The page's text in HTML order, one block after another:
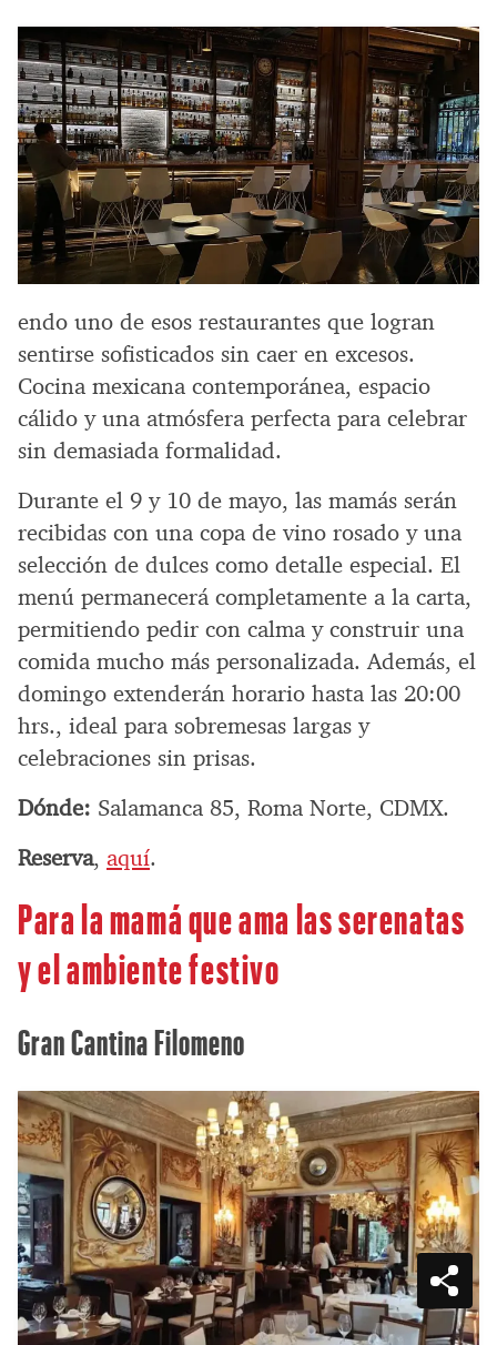
endo uno de esos restaurantes que logran
sentirse sofisticados sin caer en excesos.
Cocina mexicana contemporánea, espacio
cálido y una atmósfera perfecta para celebrar
sin demasiada formalidad.
Durante el 9 y 10 de mayo, las mamás serán
recibidas con una copa de vino rosado y una
selección de dulces como detalle especial. El
menú permanecerá completamente a la carta,
permitiendo pedir con calma y construir una
comida mucho más personalizada. Además, el
domingo extenderán horario hasta las 20:00
hrs., ideal para sobremesas largas y
celebraciones sin prisas.
Dónde: Salamanca 85, Roma Norte, CDMX.
Reserva, aquí.
Para la mamá que ama las serenatas
y el ambiente festivo
Gran Cantina Filomeno